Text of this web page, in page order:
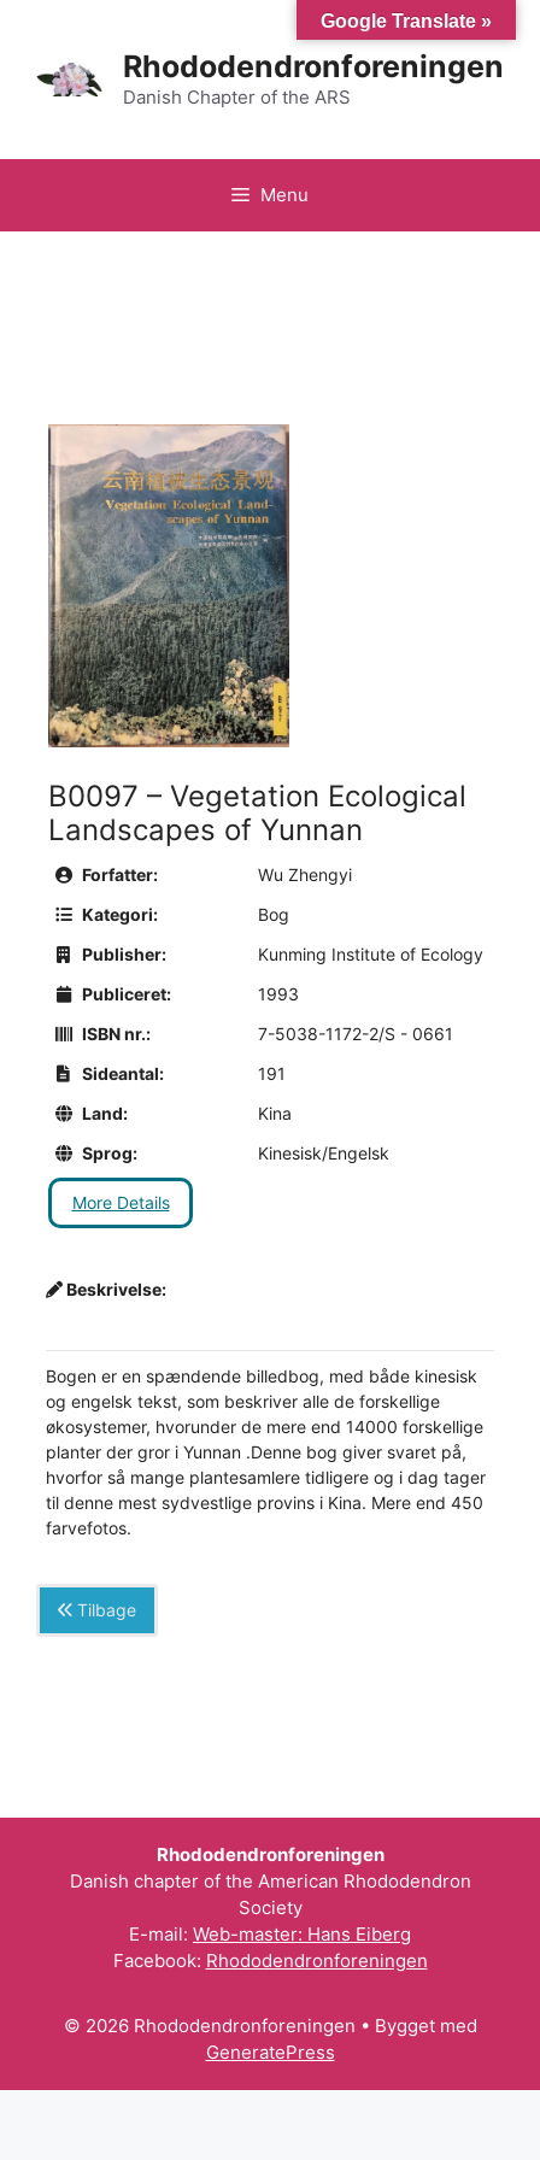
indhold
Rhododendronforeningen
Danish Chapter of the ARS
Menu
B0097 – Vegetation Ecological
Landscapes of Yunnan
Forfatter:
Wu Zhengyi
Kategori:
Bog
Publisher:
Kunming Institute of Ecology
Publiceret:
1993
ISBN nr.:
7-5038-1172-2/S - 0661
Sideantal:
191
Land:
Kina
Sprog:
Kinesisk/Engelsk
More Details
Beskrivelse:
Bogen er en spændende billedbog, med både kinesisk
og engelsk tekst, som beskriver alle de forskellige
økosystemer, hvorunder de mere end 14000 forskellige
planter der gror i Yunnan .Denne bog giver svaret på,
hvorfor så mange plantesamlere tidligere og i dag tager
til denne mest sydvestlige provins i Kina. Mere end 450
farvefotos.
Tilbage
Rhododendronforeningen
Danish chapter of the American Rhododendron
Society
E-mail: Web-master: Hans Eiberg
Facebook: Rhododendronforeningen
© 2026 Rhododendronforeningen • Bygget med
GeneratePress
Google Translate »